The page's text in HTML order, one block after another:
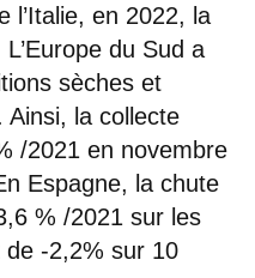
l’Italie, en 2022, la
du Sud a
sèches et
Ainsi, la collecte
/2021 en novembre
Espagne, la chute
% /2021 sur les
de -2,2% sur 10